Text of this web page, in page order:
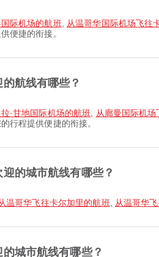
国际机场的航班 从温哥华国际机场飞往
便捷的衔接。
航线有哪些？
拉·甘地国际机场的航班 从廊曼国际机
行程提供便捷的衔接。
的城市航线有哪些？
温哥华飞往卡尔加里的航班 从温哥华
城市航线有哪些？